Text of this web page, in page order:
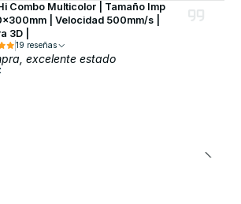
Combo Multicolor | Tamaño Imp
| Velocidad 500mm/s |
3D |
19 reseñas
excelente estado